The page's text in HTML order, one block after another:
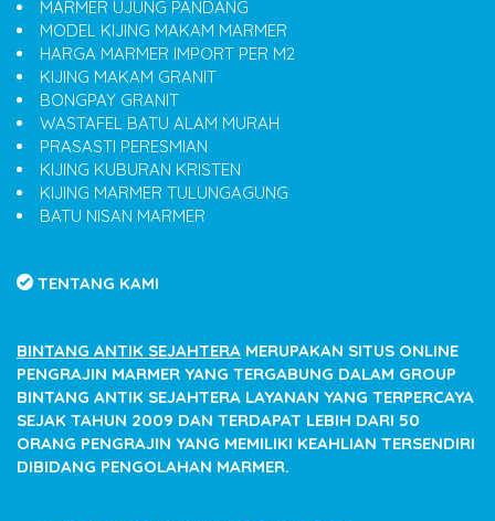
MARMER UJUNG PANDANG
MODEL KIJING MAKAM MARMER
HARGA MARMER IMPORT PER M2
KIJING MAKAM GRANIT
BONGPAY GRANIT
WASTAFEL BATU ALAM MURAH
PRASASTI PERESMIAN
KIJING KUBURAN KRISTEN
KIJING MARMER TULUNGAGUNG
BATU NISAN MARMER
TENTANG KAMI
BINTANG ANTIK SEJAHTERA MERUPAKAN SITUS ONLINE
PENGRAJIN MARMER YANG TERGABUNG DALAM GROUP
BINTANG ANTIK SEJAHTERA LAYANAN YANG TERPERCAYA
SEJAK TAHUN 2009 DAN TERDAPAT LEBIH DARI 50
ORANG PENGRAJIN YANG MEMILIKI KEAHLIAN TERSENDIRI
DIBIDANG PENGOLAHAN MARMER.